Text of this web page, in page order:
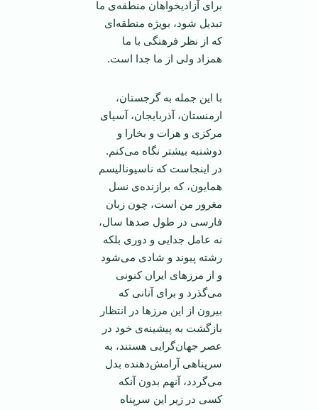
برای آزادیخواهان منطقه‌ی ما
تبدیل شود، بویژه منطقه‌ای
که از نظر فرهنگی با ما
همزاد ولی از ما جدا است.
با این جمله به گرجستان،
ارمنستان، آذربایجان، آسیای
مرکزی و هرات و بخارا و
دوشنبه بیشتر نگاه می‌کنم.
در اینجاست که ناسیونالیسم
همایون، که برازنده‌ی نسل
مغرور من است، چون زبان
فارسی در طول صدها سال،
نه عامل جدایی و دوری بلکه
رشته پیوند و شادی می‌شود
و از مرزهای ایران کنونی
می‌گذرد و برای آنانی که
بیرون از این مرزها در انتظار
بازگشت به پیشینه‌ی خود در
عصر جهان‌گرایی هستند، به
سرپناهی آرامش‌دهنده بدل
می‌گردد، آنهم بدون آنکه
کسی در زیر این سرپناه